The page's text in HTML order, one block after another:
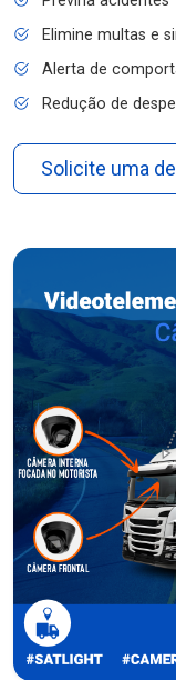
Elimine multas e
Alerta de
Redução de
Solicite uma